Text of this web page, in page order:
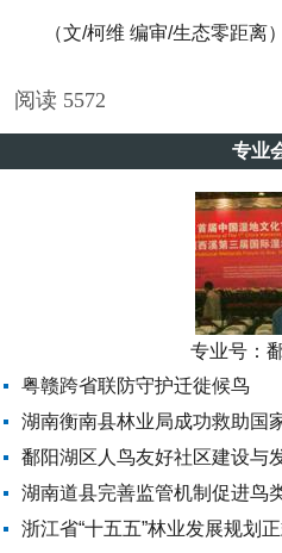
（文/柯维 编审/生态零距离）
阅读 5572
专业
专业号：
粤赣跨省联防守护迁徙候鸟
湖南衡南县林业局成功救助国
鄱阳湖区人鸟友好社区建设与
湖南道县完善监管机制促进鸟
浙江省“十五五”林业发展规划